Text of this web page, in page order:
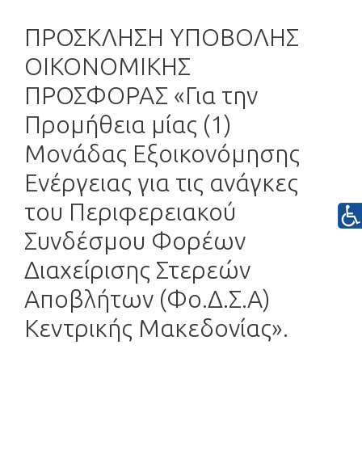
ΠΡΟΣΚΛΗΣΗ ΥΠΟΒΟΛΗΣ
ΟΙΚΟΝΟΜΙΚΗΣ
ΠΡΟΣΦΟΡΑΣ «Για την
Προμήθεια μίας (1)
Μονάδας Εξοικονόμησης
Ενέργειας για τις ανάγκες
του Περιφερειακού
Συνδέσμου Φορέων
Διαχείρισης Στερεών
Αποβλήτων (Φο.Δ.Σ.Α)
Κεντρικής Μακεδονίας».